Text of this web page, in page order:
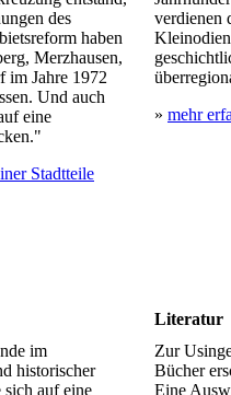
des
haben
Merzhausen,
im Jahre 1972
Und auch
eine
Stadtteile
verdienen
» mehr
im
historischer
sich auf eine
Literatur
Zur
Bücher
Eine